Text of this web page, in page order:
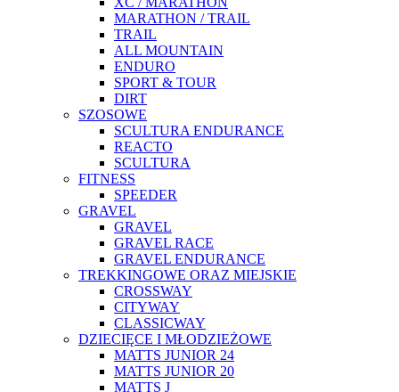
MARATHON / TRAIL
TRAIL
ALL MOUNTAIN
ENDURO
SPORT & TOUR
DIRT
SZOSOWE
SCULTURA ENDURANCE
REACTO
SCULTURA
FITNESS
SPEEDER
GRAVEL
GRAVEL
GRAVEL RACE
GRAVEL ENDURANCE
TREKKINGOWE ORAZ MIEJSKIE
CROSSWAY
CITYWAY
CLASSICWAY
DZIECIĘCE I MŁODZIEŻOWE
MATTS JUNIOR 24
MATTS JUNIOR 20
MATTS J